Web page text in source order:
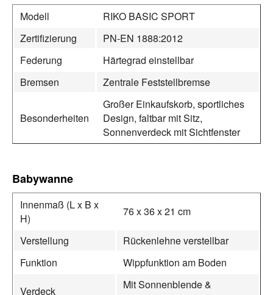
Modell
RIKO BASIC SPORT
Zertifizierung
PN-EN 1888:2012
Federung
Härtegrad einstellbar
Bremsen
Zentrale Feststellbremse
Besonderheiten
Großer Einkaufskorb, sportliches
Design, faltbar mit Sitz,
Sonnenverdeck mit Sichtfenster
Babywanne
Innenmaß (L x B x
H)
76 x 36 x 21 cm
Verstellung
Rückenlehne verstellbar
Funktion
Wippfunktion am Boden
Verdeck
Mit Sonnenblende &